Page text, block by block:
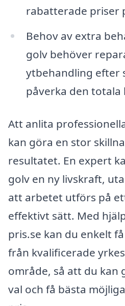
rabatterade priser
Behov av extra
golv behöver
ytbehandling efter
påverka den totala
Att anlita
kan göra en stor
resultatet. En expert
golv en ny livskraft,
att arbetet utförs på
effektivt sätt. Med
pris.se kan du enkelt
från kvalificerade
område, så att du
val och få bästa